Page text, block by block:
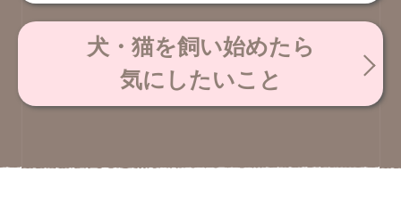
犬・猫を飼い始めたら
気にしたいこと